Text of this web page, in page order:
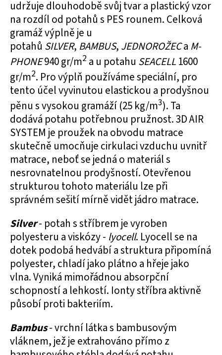
udržuje dlouhodobě svůj tvar a plastický vzor
na rozdíl od potahů s PES rounem. Celková
gramáž výplně je u
potahů SILVER, BAMBUS, JEDNOROŽECa M-
PHONE940 gr/m2 a u potahu SEACELL 1600
gr/m2. Pro výplň používáme speciální, pro
tento účel vyvinutou elastickou a prodyšnou
pěnu s vysokou gramáží (25 kg/m3). Ta
dodává potahu potřebnou pružnost. 3D AIR
SYSTEM je proužek na obvodu matrace
skutečně umocňuje cirkulaci vzduchu uvnitř
matrace, neboť se jedná o materiál s
nesrovnatelnou prodyšností. Otevřenou
strukturou tohoto materiálu lze při
správném sešití mírně vidět jádro matrace.
Silver- potah s stříbrem je vyroben
polyesteru a viskózy - lyocell. Lyocell se na
dotek podobá hedvábí a struktura připomíná
polyester, chladí jako plátno a hřeje jako
vlna. Vyniká mimořádnou absorpční
schopností a lehkostí. Ionty stříbra aktivně
působí proti bakteriím.
Bambus- vrchní látka s bambusovým
vláknem, jež je extrahováno přímo z